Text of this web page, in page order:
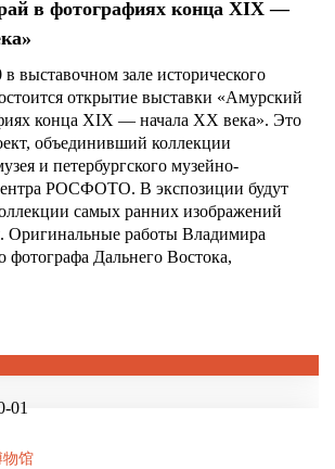
в фотографиях конца XIX —
в выставочном зале исторического
открытие выставки «Амурский
конца XIX — начала XX века». Это
объединивший коллекции
и петербургского музейно-
РОСФОТО. В экспозиции будут
самых ранних изображений
Оригинальные работы Владимира
фотографа Дальнего Востока,
物馆